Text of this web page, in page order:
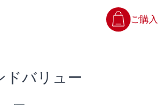
ご購
ドバリュー